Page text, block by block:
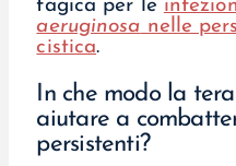
fagica per le
aeruginosa nelle
cistica.
In che modo la
aiutare a
persistenti?